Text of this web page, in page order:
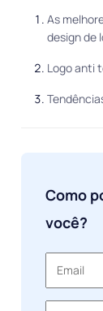
As
design de
Logo anti
Como
você?